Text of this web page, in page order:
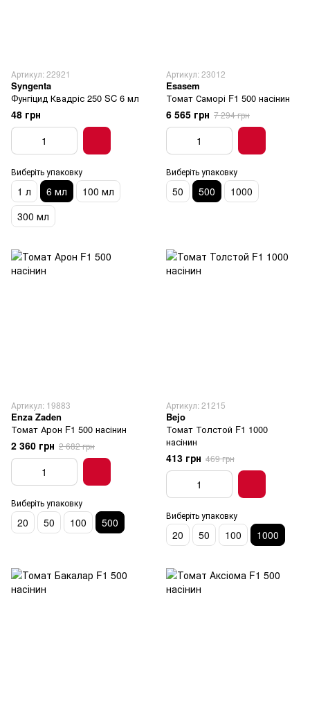
Артикул: 22921
Syngenta
Фунгіцид Квадріс 250 SC 6 мл
48 грн
Виберіть упаковку
1 л 6 мл
100 мл
300 мл
Артикул: 23012
Esasem
Томат Саморі F1 500 насінин
6 565 грн 7 294 грн
Виберіть упаковку
50 500 1000
Артикул: 19883
Enza Zaden
Томат Арон F1 500 насінин
2 360 грн 2 682 грн
Виберіть упаковку
20 50 100 500
Артикул: 21215
Bejo
Томат Толстой F1 1000
насінин
413 грн 469 грн
Виберіть упаковку
20 50 100 1000